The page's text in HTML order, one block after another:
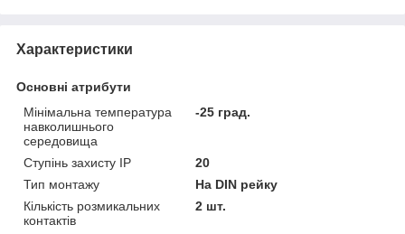
Характеристики
Основні атрибути
Мінімальна температура
навколишнього
середовища
-25 град.
Ступінь захисту IP
20
Тип монтажу
На DIN рейку
Кількість розмикальних
контактів
2 шт.